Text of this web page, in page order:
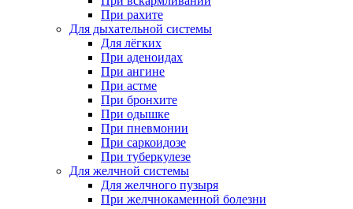
При рахите
Для дыхательной системы
Для лёгких
При аденоидах
При ангине
При астме
При бронхите
При одышке
При пневмонии
При саркоидозе
При туберкулезе
Для желчной системы
Для желчного пузыря
При желчнокаменной болезни